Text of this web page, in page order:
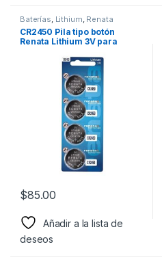
Baterías, Lithium, Renata
CR2450 Pila tipo botón
Renata Lithium 3V para
médicos, controles remotos,
calculadoras
$85.00
Añadir a la lista de
deseos